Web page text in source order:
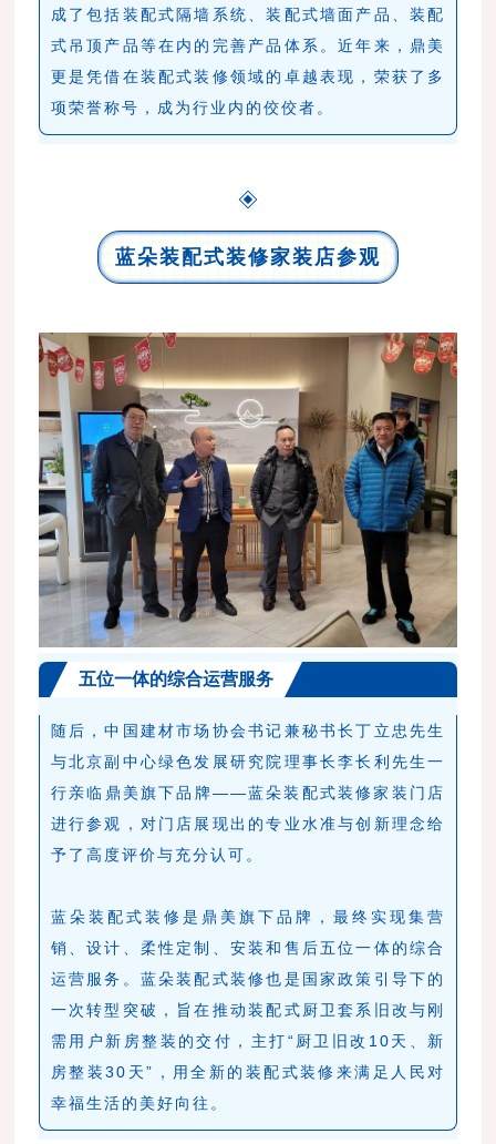
成了包括装配式隔墙系统、装配式墙面产品、装配
式吊顶产品等在内的完善产品体系。近年来，鼎美
更是凭借在装配式装修领域的卓越表现，荣获了多
项荣誉称号，成为行业内的佼佼者。
蓝朵装配式装修家装店参观
五位一体的综合运营服务
随后，中国建材市场协会书记兼秘书长丁立忠先生
与北京副中心绿色发展研究院理事长李长利先生一
行亲临鼎美旗下品牌——蓝朵装配式装修家装门店
进行参观，对门店展现出的专业水准与创新理念给
予了高度评价与充分认可。
蓝朵装配式装修是鼎美旗下品牌，最终实现集营
销、设计、柔性定制、安装和售后五位一体的综合
运营服务。蓝朵装配式装修也是国家政策引导下的
一次转型突破，旨在推动装配式厨卫套系旧改与刚
需用户新房整装的交付，主打“厨卫旧改10天、新
房整装30天”，用全新的装配式装修来满足人民对
幸福生活的美好向往。